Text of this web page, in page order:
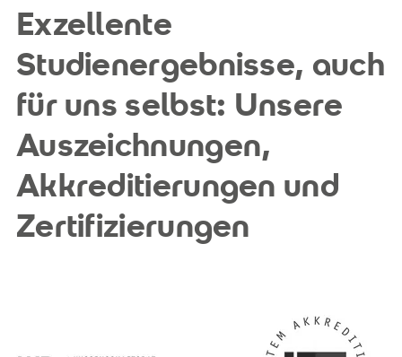
Exzellente
Studienergebnisse, auch
für uns selbst: Unsere
Auszeichnungen,
Akkreditierungen und
Zertifizierungen